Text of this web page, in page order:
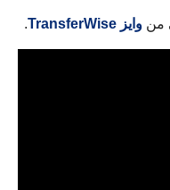
من وايز TransferWise
.